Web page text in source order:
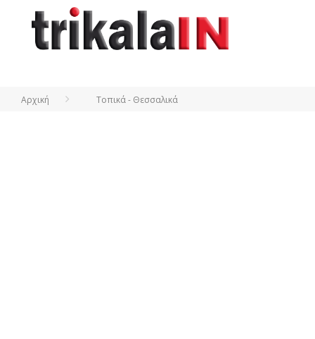
Αρχική Τοπικά - Θεσσαλικά